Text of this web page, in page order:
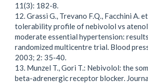
11(3): 182-8.
12. Grassi G., Trevano F.Q., Facchini A.
tolerability profile of nebivolol vs
moderate essential hypertension:
randomized multicentre trial. Blood
2003; 2: 35-40.
13. Munzel T., Gori T.: Nebivolol: the
beta-adrenergic receptor blocker.